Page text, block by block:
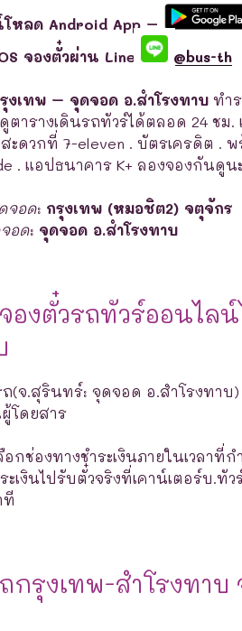
โหลด Android App –
จองตั๋วผ่าน Line
@bus-th
งเทพ – จุดจอด อ.สำโรงทาบ ทำ
ตารางเดินรถทัวร์ได้ตลอด 24 ชม.
ะดวกที่ 7-eleven . บัตรเครดิต . พ
. แอปธนาคาร K+ ลองจองกันดูน
จอด: กรุงเทพ (หมอชิต2) จตุจักร
อด: จุดจอด อ.สำโรงทาบ
องตั๋วรถทัวร์ออนไล
(จ.สุรินทร์: จุดจอด อ.สำโรงทาบ)
โดยสาร
อกช่องทางชำระเงินภายในเวลาที่
เงินไปรับตั๋วจริงที่เคาน์เตอร์บ.ทัว
ที
กรุงเทพ-สำโรงทาบ